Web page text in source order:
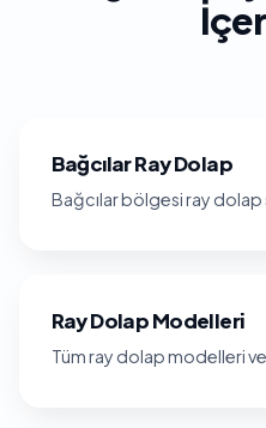
Bağcılar Ray Dolap
Bağcılar bölgesi ray dolap
Ray Dolap Modelleri
Tüm ray dolap modelleri